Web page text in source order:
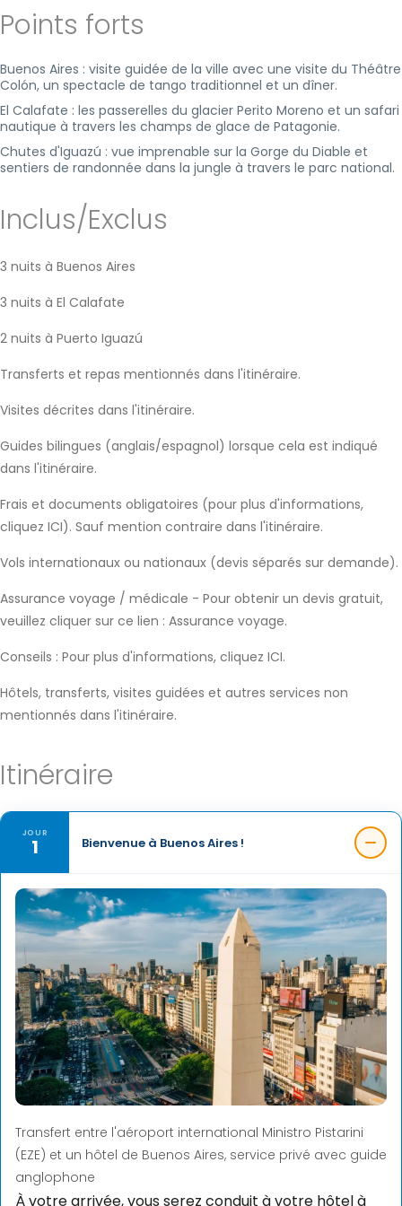
Points forts
Buenos Aires : visite guidée de la ville avec une visite du Théâtre
Colón, un spectacle de tango traditionnel et un dîner.
El Calafate : les passerelles du glacier Perito Moreno et un safari
nautique à travers les champs de glace de Patagonie.
Chutes d'Iguazú : vue imprenable sur la Gorge du Diable et
sentiers de randonnée dans la jungle à travers le parc national.
Inclus/Exclus
3 nuits à Buenos Aires
3 nuits à El Calafate
2 nuits à Puerto Iguazú
Transferts et repas mentionnés dans l'itinéraire.
Visites décrites dans l'itinéraire.
Guides bilingues (anglais/espagnol) lorsque cela est indiqué
dans l'itinéraire.
Frais et documents obligatoires (pour plus d'informations,
cliquez ICI). Sauf mention contraire dans l'itinéraire.
Vols internationaux ou nationaux (devis séparés sur demande).
Assurance voyage / médicale - Pour obtenir un devis gratuit,
veuillez cliquer sur ce lien : Assurance voyage.
Conseils : Pour plus d'informations, cliquez ICI.
Hôtels, transferts, visites guidées et autres services non
mentionnés dans l'itinéraire.
Itinéraire
JOUR
1 Bienvenue à Buenos Aires !
Transfert entre l'aéroport international Ministro Pistarini
(EZE) et un hôtel de Buenos Aires, service privé avec guide
anglophone
À votre arrivée, vous serez conduit à votre hôtel à